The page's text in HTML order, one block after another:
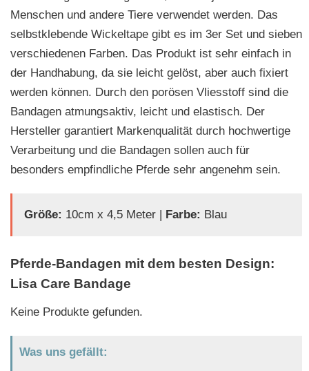
Menschen und andere Tiere verwendet werden. Das
selbstklebende Wickeltape gibt es im 3er Set und sieben
verschiedenen Farben. Das Produkt ist sehr einfach in
der Handhabung, da sie leicht gelöst, aber auch fixiert
werden können. Durch den porösen Vliesstoff sind die
Bandagen atmungsaktiv, leicht und elastisch. Der
Hersteller garantiert Markenqualität durch hochwertige
Verarbeitung und die Bandagen sollen auch für
besonders empfindliche Pferde sehr angenehm sein.
Größe: 10cm x 4,5 Meter | Farbe: Blau
Pferde-Bandagen mit dem besten Design:
Lisa Care Bandage
Keine Produkte gefunden.
Was uns gefällt: